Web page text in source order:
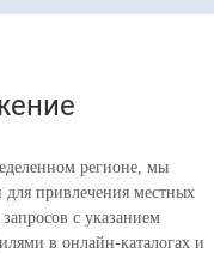
регионе, мы
для привлечения местных
с указанием
в онлайн-каталогах и